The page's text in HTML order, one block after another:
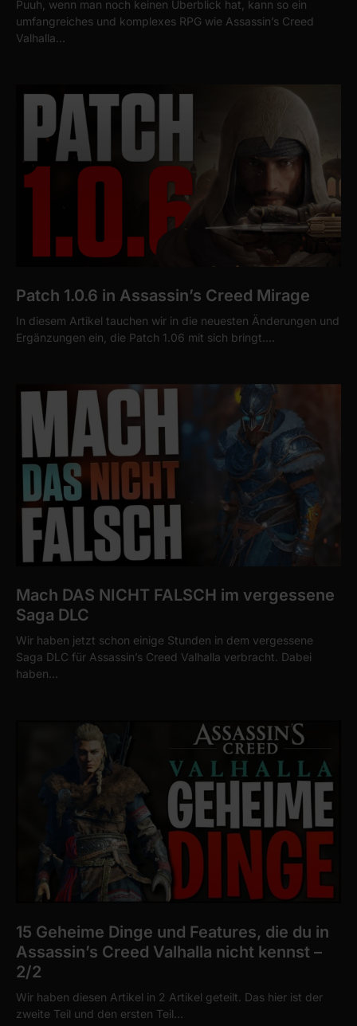
Puuh, wenn man noch keinen Überblick hat, kann so ein
umfangreiches und komplexes RPG wie Assassin’s Creed
Valhalla…
Patch 1.0.6 in Assassin’s Creed Mirage
In diesem Artikel tauchen wir in die neuesten Änderungen und
Ergänzungen ein, die Patch 1.06 mit sich bringt.…
Mach DAS NICHT FALSCH im vergessene
Saga DLC
Wir haben jetzt schon einige Stunden in dem vergessene
Saga DLC für Assassin’s Creed Valhalla verbracht. Dabei
haben…
15 Geheime Dinge und Features, die du in
Assassin’s Creed Valhalla nicht kennst –
2/2
Wir haben diesen Artikel in 2 Artikel geteilt. Das hier ist der
zweite Teil und den ersten Teil…